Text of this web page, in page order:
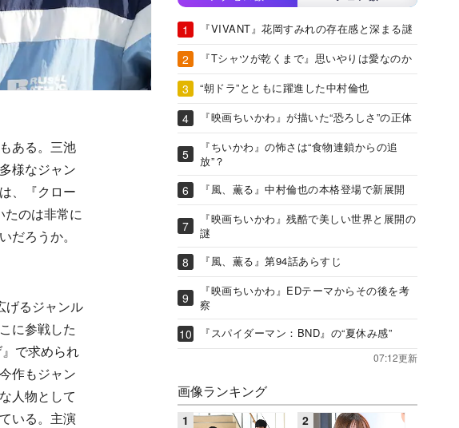
ある。三池
様なジャン
、『クロー
たのは非常に
ろうか。
げるジャンル
に参戦した
で求められ
作もジャン
人物として
いる。主演
『VIVANT』花岡すみれの存在感と深まる謎
『Tシャツが乾くまで』思いやりは愛なのか
“朝ドラ”とともに躍進した中村倫也
『映画ちいかわ』が描いた“恐ろしさ”の正体
『ちいかわ』の怖さは“食物連鎖からの追
放”？
『風、薫る』中村倫也の本格登場で新展開
『映画ちいかわ』残酷で美しい世界と展開の
謎
『風、薫る』第94話あらすじ
『映画ちいかわ』EDテーマからその後を考
察
『スパイダーマン：BND』の“夏休み感”
07:12更新
画像ランキング